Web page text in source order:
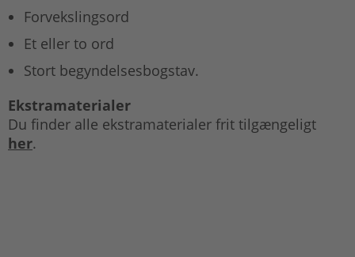
Forvekslingsord
Et eller to ord
Stort begyndelsesbogstav.
Ekstramaterialer
Du finder alle ekstramaterialer frit tilgængeligt
her.